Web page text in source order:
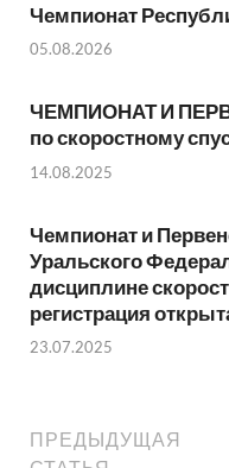
Чемпионат
05.08.2026
ЧЕМПИОНАТ И
по скоростному
14.08.2025
Чемпионат и
Уральского
дисциплине
регистрация
23.07.2025
ПРЕДЫДУЩАЯ